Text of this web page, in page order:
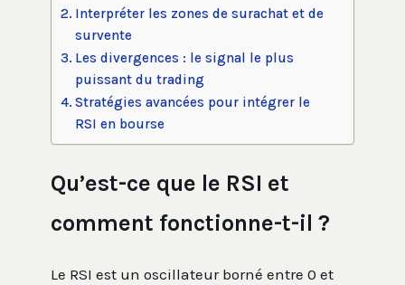
Interpréter les zones de surachat et de
survente
Les divergences : le signal le plus
puissant du trading
Stratégies avancées pour intégrer le
RSI en bourse
Qu’est-ce que le RSI et
comment fonctionne-t-il ?
Le RSI est un oscillateur borné entre 0 et